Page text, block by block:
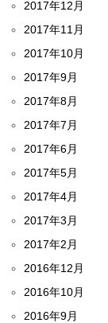
2017年12月
2017年11月
2017年10月
2017年9月
2017年8月
2017年7月
2017年6月
2017年5月
2017年4月
2017年3月
2017年2月
2016年12月
2016年10月
2016年9月